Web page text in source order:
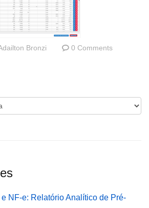
Bronzi 0 Comments
NF-e: Relatório Analítico de Pré-